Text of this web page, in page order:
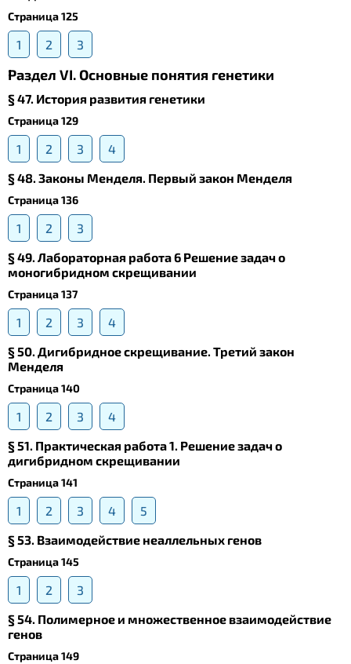
Страница 125
1 2 3
Раздел VI. Основные понятия генетики
§ 47. История развития генетики
Страница 129
1 2 3
4
§ 48. Законы Менделя. Первый закон Менделя
Страница 136
1 2
3
§ 49. Лабораторная работа 6 Решение задач о
моногибридном скрещивании
Страница 137
1 2 3
4
§ 50. Дигибридное скрещивание. Третий закон
Менделя
Страница 140
1 2 3
4
§ 51. Практическая работа 1. Решение задач о
дигибридном скрещивании
Страница 141
1 2 3 4
5
§ 53. Взаимодействие неаллельных генов
Страница 145
1 2
3
§ 54. Полимерное и множественное взаимодействие
генов
Страница 149